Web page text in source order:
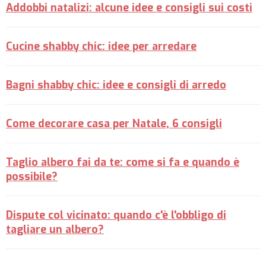
Addobbi natalizi: alcune idee e consigli sui costi
Cucine shabby chic: idee per arredare
Bagni shabby chic: idee e consigli di arredo
Come decorare casa per Natale, 6 consigli
Taglio albero fai da te: come si fa e quando è
possibile?
Dispute col vicinato: quando c'è l'obbligo di
tagliare un albero?